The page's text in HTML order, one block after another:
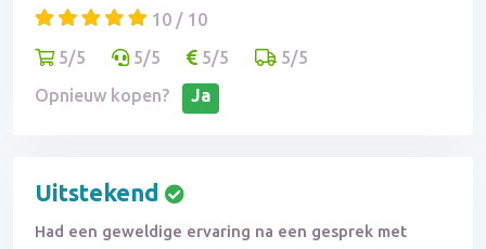
10 / 10
5/5
5/5 5/5
5/5
Opnieuw kopen?
Ja
Uitstekend
Had een geweldige ervaring na een gesprek met